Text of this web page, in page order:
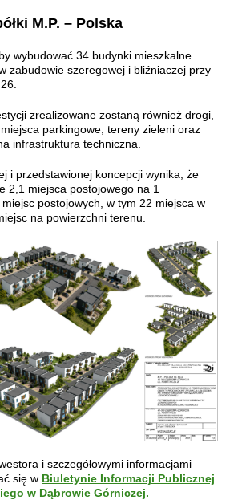
M.P. – Polska
wybudować 34 budynki mieszkalne
zabudowie szeregowej i bliźniaczej przy
zrealizowane zostaną również drogi,
parkingowe, tereny zieleni oraz
infrastruktura techniczna.
i przedstawionej koncepcji wynika, że
2,1 miejsca postojowego na 1
postojowych, w tym 22 miejsca w
na powierzchni terenu.
i szczegółowymi informacjami
się w Biuletynie Informacji Publicznej
w Dąbrowie Górniczej.